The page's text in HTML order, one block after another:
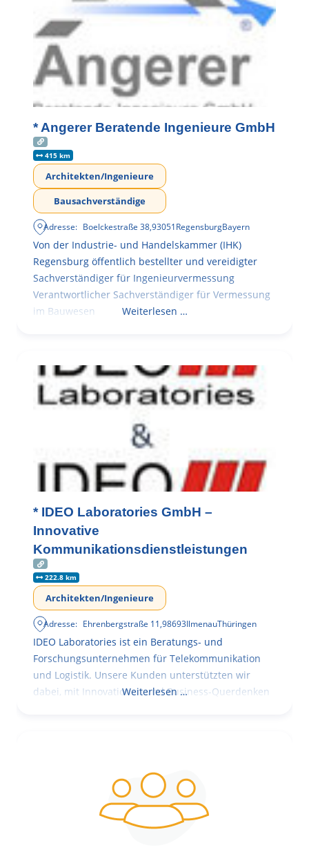
* Angerer Beratende Ingenieure GmbH
415 km
Architekten/Ingenieure
Bausachverständige
Adresse: Boelckestraße 38,93051RegensburgBayern
Von der Industrie- und Handelskammer (IHK)
Regensburg öffentlich bestellter und vereidigter
Sachverständiger für Ingenieurvermessung
Verantwortlicher Sachverständiger für Vermessung
im Bauwesen
Weiterlesen …
* IDEO Laboratories GmbH –
Innovative
Kommunikationsdienstleistungen
222.8 km
Architekten/Ingenieure
Adresse: Ehrenbergstraße 11,98693IlmenauThüringen
IDEO Laboratories ist ein Beratungs- und
Forschungsunternehmen für Telekommunikation
und Logistik. Unsere Kunden unterstützten wir
dabei, mit Innovationen und Business-Querdenken
Weiterlesen …